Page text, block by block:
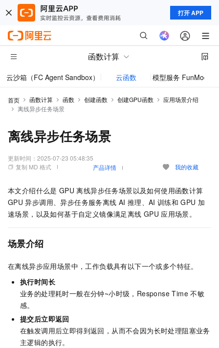
打开 APP
函数计算
云沙箱（FC Agent Sandbox） 云函数 模型服务 FunModel
首页 函数计算 函数 创建函数 创建GPU函数
应用场景介绍
离线异步任务场景
离线异步任务场景
更新时间： 2025-07-23 05:48:35
复制 MD 格式
产品详情 我的收藏
本文介绍什么是 GPU 离线异步任务场景以及如何使用函数计算
GPU 异步调用、异步任务服务离线 AI 推理、AI 训练和 GPU 加
速场景，以及如何基于自定义镜像满足离线 GPU 应用场景。
场景介绍
在离线异步应用场景中，工作负载具有以下一个或多个特征。
执行时间长
业务的处理耗时一般在分钟~小时级，Response Time 不敏
感。
提交后立即返回
在触发调用后立即得到返回，从而不会因为长时处理阻塞业务
主逻辑的执行。